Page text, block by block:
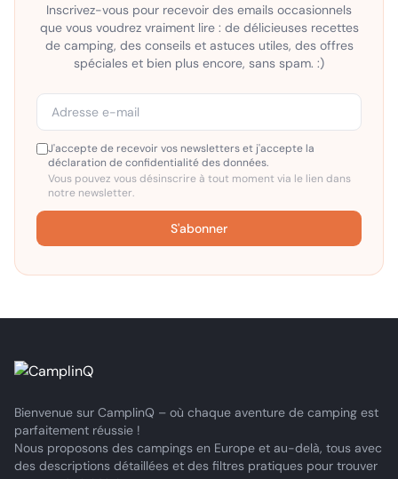
Inscrivez-vous pour recevoir des emails occasionnels
que vous voudrez vraiment lire : de délicieuses recettes
de camping, des conseils et astuces utiles, des offres
spéciales et bien plus encore, sans spam. :)
J'accepte de recevoir vos newsletters et j'accepte la
déclaration de confidentialité des données.
Vous pouvez vous désinscrire à tout moment via le lien dans
notre newsletter.
S'abonner
Bienvenue sur CamplinQ – où chaque aventure de camping est
parfaitement réussie !
Nous proposons des campings en Europe et au-delà, tous avec
des descriptions détaillées et des filtres pratiques pour trouver